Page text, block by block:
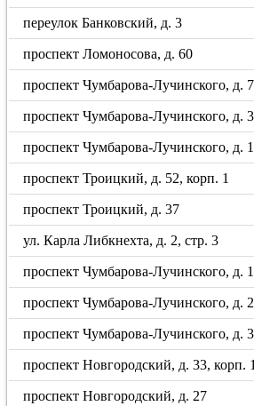
переулок Банковский, д. 3
проспект Ломоносова, д. 60
проспект Чумбарова-Лучинского, д. 7
проспект Чумбарова-Лучинского, д.
проспект Чумбарова-Лучинского, д.
проспект Троицкий, д. 52, корп. 1
проспект Троицкий, д. 37
ул. Карла Либкнехта, д. 2, стр. 3
проспект Чумбарова-Лучинского, д.
проспект Чумбарова-Лучинского, д.
проспект Чумбарова-Лучинского, д.
проспект Новгородский, д. 33, корп. 1
проспект Новгородский, д. 27